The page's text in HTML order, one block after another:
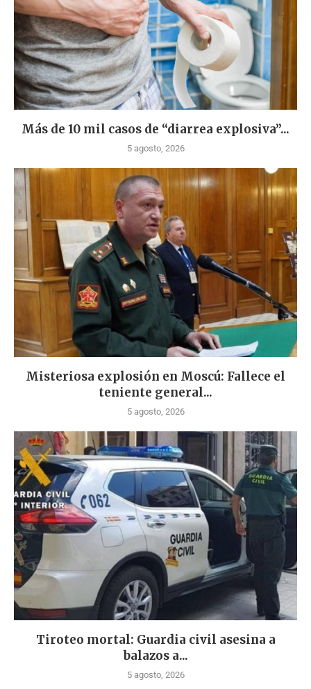
Más de 10 mil casos de “diarrea explosiva”...
5 agosto, 2026
Misteriosa explosión en Moscú: Fallece el
teniente general...
5 agosto, 2026
Tiroteo mortal: Guardia civil asesina a
balazos a...
5 agosto, 2026